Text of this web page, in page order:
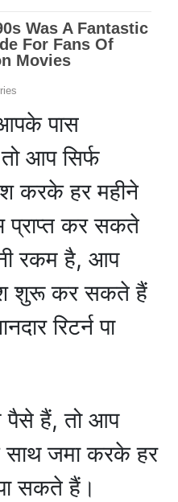
पास
आप सिर्फ
करके हर महीने
कर सकते
रकम है, आप
शुरू कर सकते हैं
रिटर्न पा
हैं, तो आप
साथ जमा करके हर
पा सकते हैं।